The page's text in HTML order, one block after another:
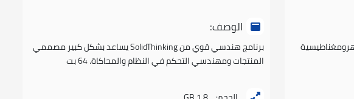
الوصف:
برنامج هندسي قوي من SolidThinking يساعد بشكل كبير مصممي
المنتجات ومهندسي التحكم في النظام والمحاكاة. 64 بت